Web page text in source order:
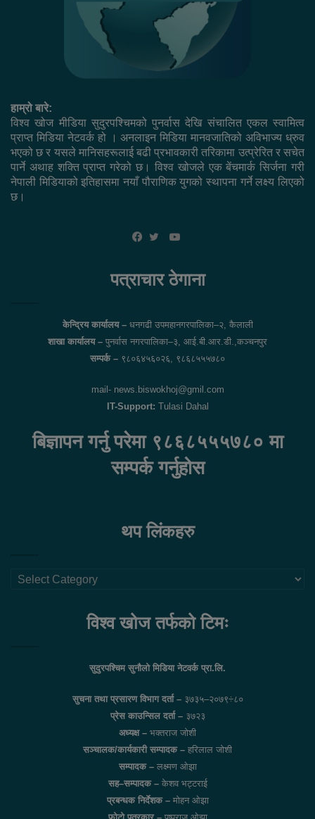
हाम्रो बारे:
विश्व खोज मीडिया सुदुरपश्चिमको पुनर्वास देखि संचालित एकल स्वामित्व
प्राप्त मिडिया नेटवर्क हो । अनलाइन मिडिया मानवजातिको अविभाज्य ध्रुव
भएको छ र यसले मानिसहरूलाई बढी प्रभावकारी तरिकामा उत्प्रेरित र सचेत
पार्ने अथाह शक्ति प्राप्त गरेको छ। विश्व खोजले एक बेंचमार्क सिर्जना गरी
नेपाली मिडियाको इतिहासमा नयाँ पौराणिक युगको स्थापना गर्ने लक्ष्य लिएको
छ।
YouTube
पत्राचार ठेगाना
केन्द्रिय कार्यालय –धनगढी उपमहानगरपालिका–२, कैलाली
शाखा कार्यालय – पुनर्वास नगरपालिका–३, आई.बी.आर.डी.,कञ्चनपुर
सम्पर्क – ९८०६४५६०२६, ९८६८५५५७८०
mail- news.biswokhoj@gmil.com
IT-Support: Tulasi Dahal
बिज्ञापन गर्नु परेमा ९८६८५५५७८० मा
सम्पर्क गर्नुहोस
थप लिंकहरु
थप
विश्व खोज तर्फको टिमः
सुदुरपश्चिम सुनौलो मिडिया नेटवर्क प्रा.लि.
सुचना तथा प्रसारण विभाग दर्ता – ३७३५–२०७९÷८०
प्रेस काउन्सिल दर्ता – ३७२३
अध्यक्ष – भक्तराज जोशी
सञ्चालक/कार्यकारी सम्पादक – हरिलाल जोशी
सम्पादक –लक्ष्मण ओझा
सह–सम्पादक –केशव भट्टराई
प्रबन्धक निर्देशक –मोहन ओझा